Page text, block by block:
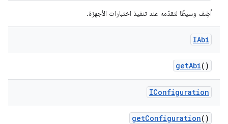
أضِف وسيطًا لتقدّمه عند تنفيذ اختبارات الأجهزة.
IAbi
getAbi()
IConfiguration
getConfiguration()